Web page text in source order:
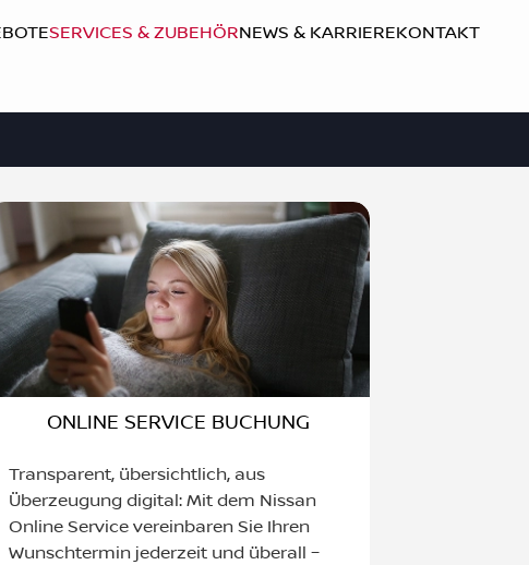
SERVICES & ZUBEHÖRNEWS & KARRIEREKONTAKT
ONLINE SERVICE BUCHUNG
Transparent, übersichtlich, aus
Überzeugung digital: Mit dem Nissan
Online Service vereinbaren Sie Ihren
Wunschtermin jederzeit und überall –